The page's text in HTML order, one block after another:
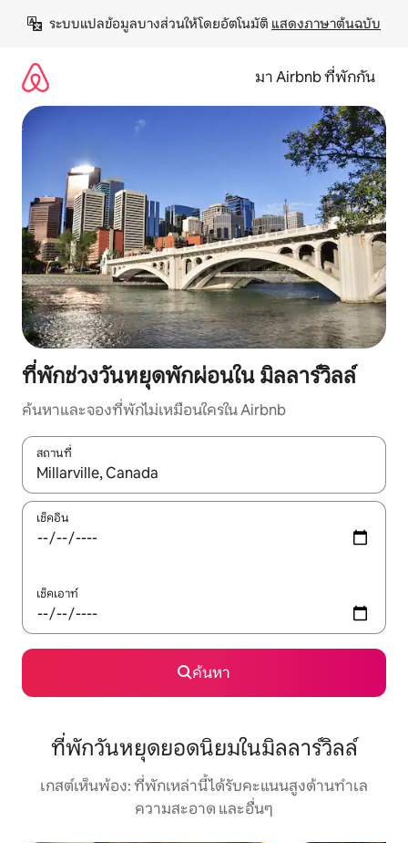
เนื้อหา
ระบบแปลข้อมูลบางส่วนให้โดยอัตโนมัติ แสดงภาษาต้นฉบับ
มา Airbnb ที่พักกัน
ที่พักช่วงวันหยุดพักผ่อนใน มิลลาร์วิลล์
ค้นหาและจองที่พักไม่เหมือนใครใน Airbnb
สถานที่
ใช้ลูกศรขึ้นลง หรือใช้การสัมผัสหรือปัด เพื่อสำรวจผลการค้นหา
เช็คอิน
เช็คเอาท์
ค้นหา
ที่พักวันหยุดยอดนิยมในมิลลาร์วิลล์
เกสต์เห็นพ้อง: ที่พักเหล่านี้ได้รับคะแนนสูงด้านทำเล
ความสะอาด และอื่นๆ